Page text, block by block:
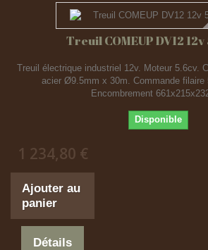
Treuil COMEUP DV12
Treuil électrique industriel 12v. Moteur 5.6cv.
acier Ø9.5mm x 30m. Commande filaire
Encombrement
Disponible
1 234,80 €
Ajouter au
panier
Détails